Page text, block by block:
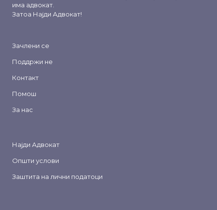
има адвокат.
Затоа Најди Адвокат!
Зачлени се
Поддржи не
Контакт
Помош
За нас
Најди Адвокат
Општи услови
Заштита на лични податоци